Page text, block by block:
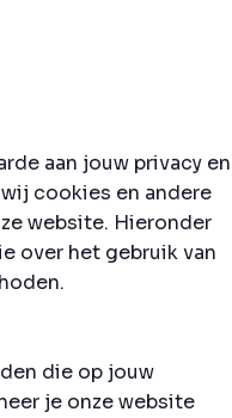
aan jouw privacy en
cookies en andere
website. Hieronder
over het gebruik van
die op jouw
je onze website